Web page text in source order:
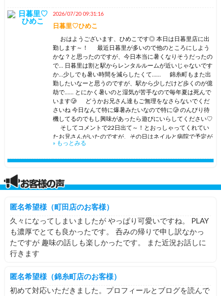
に切り替えないと駄目っぽいんですよね… 私のお客さん
はお仕事頑張ってる方が多い気がするのですが、仕事モード
終わり！っていう風に切り替え、できてます…？ 色々試
した結果、昼の仕事もあんぷりの仕事も完全に休み！という
日を4日くらい作ると3日目くらいから強制的に休みモードに
切り替わるなぁというのはわかったのですがこれは効率が悪
すぎる…… 効率が悪い上に3日も4日もなにもせず休んでいる
と今度は焦燥感が出てきます… 今一番可能性を見いだし
ているのは、自然に触れているとものすごい癒されが発生し
ている感覚があるので自然なのかな…と 前にジブリ美術館に
いった際、行き帰り1人で三鷹駅から続く川沿いを歩いたん
ですが その時、あまりに川と緑が綺麗で｢うわ、なにこ
れ！？なんか、すごい落ち着く！すごい勢いでなにかが発生
している！！！｣という感覚になったことを思い出しまし
た。笑 自然、良いのかもしれない。 そんなことを考えて
いるときに、養老孟司の動画をたまたま見まして｢これだァ
スが溜まっているときにYouTubeで川が流れる映像とか森を
かも…と思いました ジブリ映画が好きなのも自然要素に惹か
れているのでは…？と 今は暑いので外に出ると一瞬でへ
です⛰️ お仕事モードのときってチャキチャキ動くこと
は出来るのですが、損得ベース効率ベースみたいな感じで、
｢仕事をするにあたっては正解なんだろうけど、この状態で
ずっと生きてるのって幸福なのか…？｣みたいなことがよぎ
るんですよね。 これ、働いてるとあるあるじゃないです
｢私はなにか……大事なものを忘れている……ッッッ｣ってなっ
たりしてます。笑笑 涼しくなったら犬と2人で等々力渓谷
なっていたか教えてください🥲 では、本日もよろしくお願
い致します～！
2026/07/20 09:31:16
日暮里♡ひめこ
おはようございます、ひめこです◎ 本日は日暮里店に出
勤します～！ 最近日暮里が多いので他のところにしよう
かな？と思ったのですが、今日本当に暑くなりそうだったの
で… 日暮里は割と駅からレンタルルームが近いじゃないです
か…少しでも暑い時間を減らしたくて…… 錦糸町もまた出
勤したいなーと思うのですが、駅から少しだけど歩くのが億
劫で...… とにかく暑いのと湿気が苦手なので毎年夏は死んで
います🥲 どうかお兄さん達もご無理をなさらないでくだ
さいね 今日なんて特に爆暑みたいなので特に🥲 のんびり待
機してるのでもし興味があったら遊びにいらしてください♡
そしてコメントで22日出て～！とおっしゃってくれてい
たお兄さんがいたのですが、その日はネイルと病院で予定が
パンパンで😭 今日以降はちょっとまた落ち着いたら出勤
にどこかに出ようかな まだ店舗は未定なので、ご希望があ
でお昼は出勤を控えるかもしれません… まだ決定ではないの
ですが、例年夏は夕方～夜の出勤でやり過ごしているので今
がいたらすみません😭 では本日も日暮里店でよろしくお
願い致します～！ 暑いので！お互い水分補給もしっかりし
ましょうね😭🤍
» もっとみる
匿名希望様（町田店のお客様）
久々になってしまいましたが やっぱり可愛いですね。 PLAY
も濃厚でとても良かったです。 呑みの帰りで申し訳なかっ
たですが 趣味の話しも楽しかったです。 また近況お話しに
行きます
匿名希望様（錦糸町店のお客様）
初めて対応いただきました。プロフィールとブログを読んで